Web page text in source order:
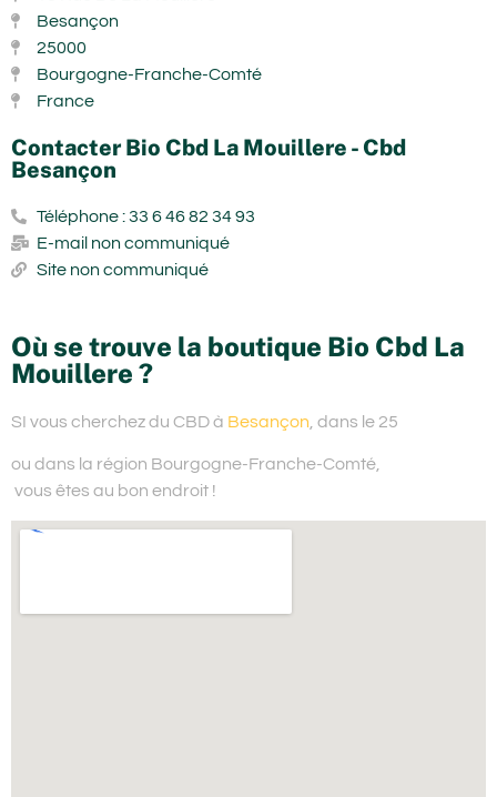
Besançon
25000
Bourgogne-Franche-Comté
France
Contacter Bio Cbd La Mouillere - Cbd
Besançon
Téléphone : 33 6 46 82 34 93
E-mail non communiqué
Site non communiqué
Où se trouve la boutique Bio Cbd La
Mouillere ?
SI vous cherchez du CBD à Besançon , dans le 25
ou dans la région Bourgogne-Franche-Comté,
vous êtes au bon endroit !